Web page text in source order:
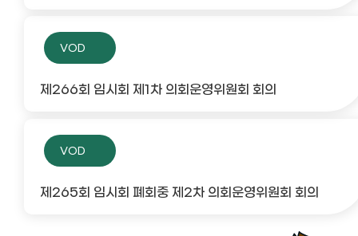
VOD
제266회 임시회 제1차 의회운영위원회 회의
VOD
제265회 임시회 폐회중 제2차 의회운영위원회 회의